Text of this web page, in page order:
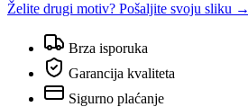
Želite drugi motiv? Pošaljite svoju sliku →
Brza isporuka
Garancija kvaliteta
Sigurno plaćanje